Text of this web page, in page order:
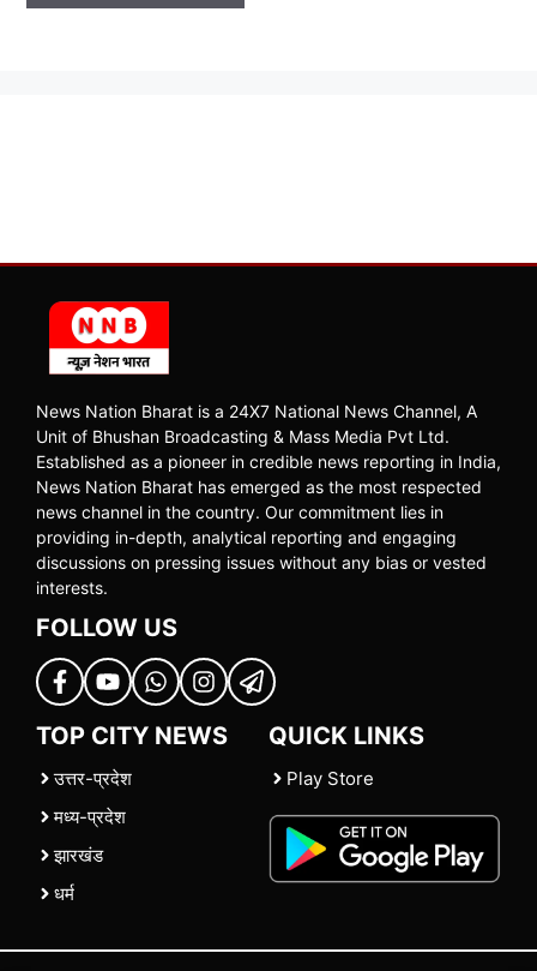
News Nation Bharat is a 24X7 National News Channel, A
Unit of Bhushan Broadcasting & Mass Media Pvt Ltd.
Established as a pioneer in credible news reporting in India,
News Nation Bharat has emerged as the most respected
news channel in the country. Our commitment lies in
providing in-depth, analytical reporting and engaging
discussions on pressing issues without any bias or vested
interests.
FOLLOW US
TOP CITY NEWS
उत्तर-प्रदेश
मध्य-प्रदेश
झारखंड
धर्म
QUICK LINKS
Play Store